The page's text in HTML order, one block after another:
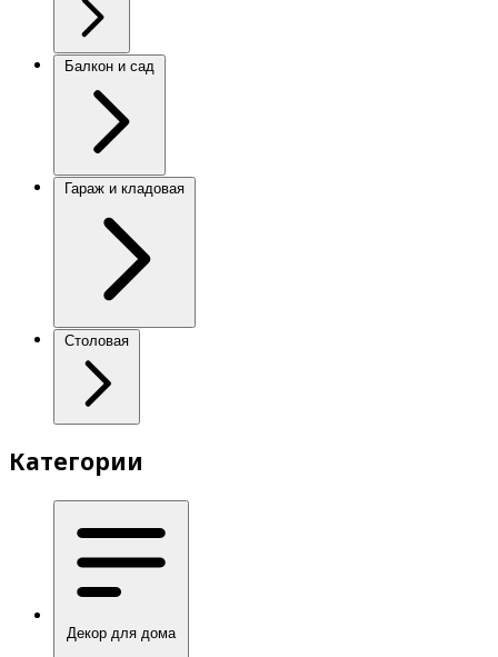
Балкон и сад
Гараж и кладовая
Столовая
Категории
Декор для дома